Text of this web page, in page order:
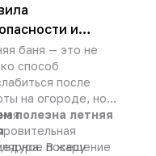
и
травы для
баня — это не
способ
после
на огороде, но и
В жару
полезна летняя
посещение